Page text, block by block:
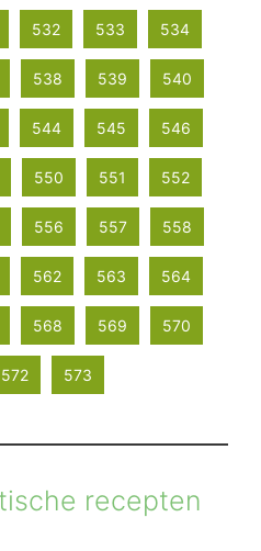
532 533 534
538 539 540
544 545 546
550 551 552
556 557 558
562 563 564
568 569 570
572 573
recepten